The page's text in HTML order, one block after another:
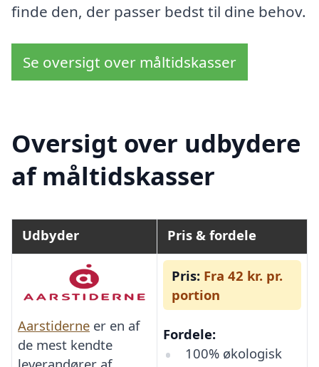
finde den, der passer bedst til dine behov.
Se oversigt over måltidskasser
Oversigt over udbydere
af måltidskasser
Udbyder Pris & fordele
Aarstiderne er en af
de mest kendte
Pris: Fra 42 kr. pr.
portion
Fordele:
100% økologisk